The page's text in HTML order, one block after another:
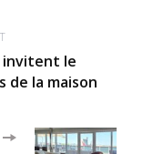
invitent le
de la maison